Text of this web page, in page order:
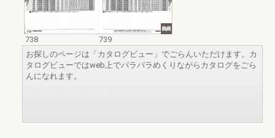
738
739
お探しのページは「カタログビュー」でごらんいただけます。カ
タログビューではweb上でパラパラめくりながらカタログをごら
んになれます。